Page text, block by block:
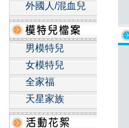
外國人/混血兒
男模特兒
女模特兒
全家福
天星家族